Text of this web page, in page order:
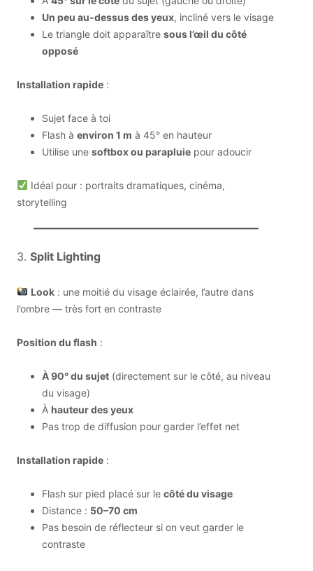
Un peu au-dessus des yeux, incliné vers le visage
Le triangle doit apparaître sous l’œil du côté
opposé
Installation rapide :
Sujet face à toi
Flash à environ 1 m à 45° en hauteur
Utilise une softbox ou parapluie pour adoucir
Idéal pour : portraits dramatiques, cinéma,
storytelling
3. Split Lighting
Look: une moitié du visage éclairée, l’autre dans
l’ombre — très fort en contraste
Position du flash :
À 90° du sujet (directement sur le côté, au niveau
du visage)
À hauteur des yeux
Pas trop de diffusion pour garder l’effet net
Installation rapide :
Flash sur pied placé sur le côté du visage
Distance : 50–70 cm
Pas besoin de réflecteur si on veut garder le
contraste